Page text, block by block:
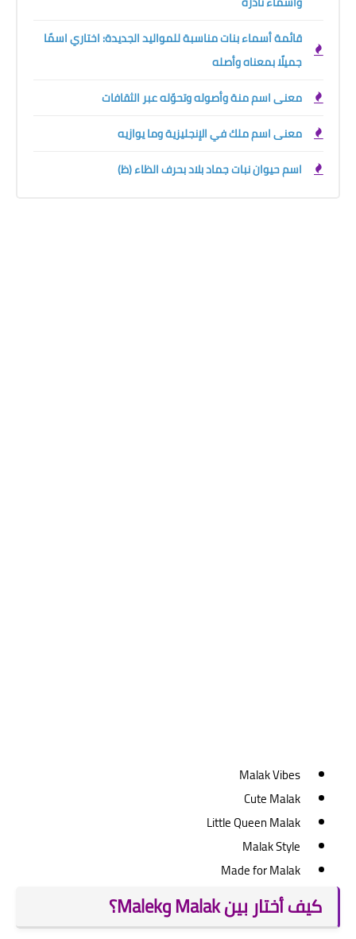
قائمة أسماء بنات مناسبة للمواليد الجديدة: اختاري اسمًا
جميلًا بمعناه وأصله
معنى اسم منة وأصوله وتحوّله عبر الثقافات
معنى اسم ملك في الإنجليزية وما يوازيه
اسم حيوان نبات جماد بلاد بحرف الظاء (ظ)
Malak Vibes
Cute Malak
Little Queen Malak
Malak Style
Made for Malak
كيف أختار بين Malak وMalek؟